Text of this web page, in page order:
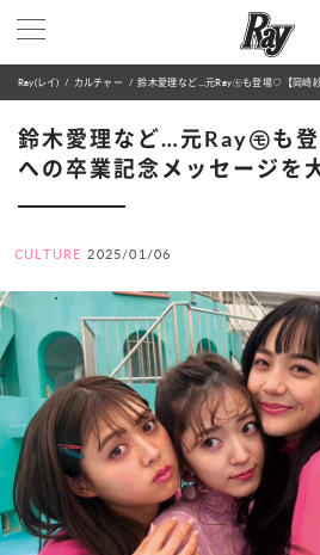
Ray(レイ) カルチャー 鈴木愛理など…元Ray㋲も登場♡【岡崎
鈴木愛理など…元Ray㋲も
への卒業記念メッセージを
CULTURE 2025/01/06